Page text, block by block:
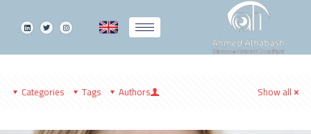
Categories Tags Authors Show all